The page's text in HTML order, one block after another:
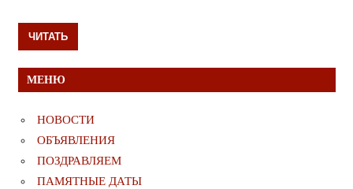
ЧИТАТЬ
МЕНЮ
НОВОСТИ
ОБЪЯВЛЕНИЯ
ПОЗДРАВЛЯЕМ
ПАМЯТНЫЕ ДАТЫ